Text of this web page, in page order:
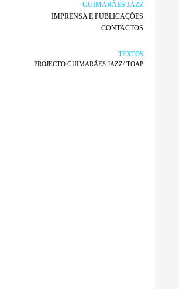
GUIMARÃES JAZZ
TEXTOS
PROJECTO GUIMARÃES JAZZ/ TOAP
IMPRENSA E PUBLICAÇÕES
CONTACTOS